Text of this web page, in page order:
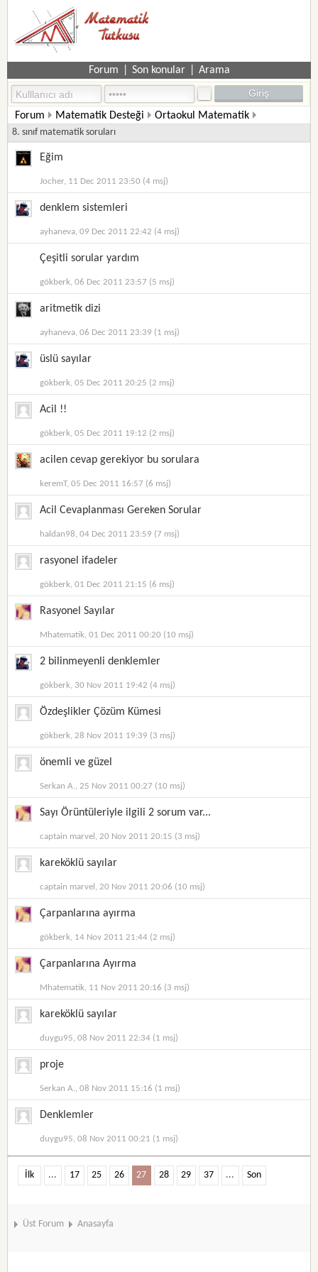
Forum Son konular Arama
Forum Matematik Desteği Ortaokul Matematik
8. sınıf matematik soruları
Eğim
Jocher, 11 Dec 2011 23:50 (4 msj)
denklem sistemleri
ayhaneva, 09 Dec 2011 22:42 (4 msj)
Çeşitli sorular yardım
gökberk, 06 Dec 2011 23:57 (5 msj)
aritmetik dizi
ayhaneva, 06 Dec 2011 23:39 (1 msj)
üslü sayılar
gökberk, 05 Dec 2011 20:25 (2 msj)
Acil !!
gökberk, 05 Dec 2011 19:12 (2 msj)
acilen cevap gerekiyor bu sorulara
keremT, 05 Dec 2011 16:57 (6 msj)
Acil Cevaplanması Gereken Sorular
haldan98, 04 Dec 2011 23:59 (7 msj)
rasyonel ifadeler
gökberk, 01 Dec 2011 21:15 (6 msj)
Rasyonel Sayılar
Mhatematik, 01 Dec 2011 00:20 (10 msj)
2 bilinmeyenli denklemler
gökberk, 30 Nov 2011 19:42 (4 msj)
Özdeşlikler Çözüm Kümesi
gökberk, 28 Nov 2011 19:39 (3 msj)
önemli ve güzel
Serkan A., 25 Nov 2011 00:27 (10 msj)
Sayı Örüntüleriyle ilgili 2 sorum var...
captain marvel, 20 Nov 2011 20:15 (3 msj)
kareköklü sayılar
captain marvel, 20 Nov 2011 20:06 (10 msj)
Çarpanlarına ayırma
gökberk, 14 Nov 2011 21:44 (2 msj)
Çarpanlarına Ayırma
Mhatematik, 11 Nov 2011 20:16 (3 msj)
kareköklü sayılar
duygu95, 08 Nov 2011 22:34 (1 msj)
proje
Serkan A., 08 Nov 2011 15:16 (1 msj)
Denklemler
duygu95, 08 Nov 2011 00:21 (1 msj)
İlk ... 17 25 26 27 28 29 37 ... Son
Üst Forum Anasayfa